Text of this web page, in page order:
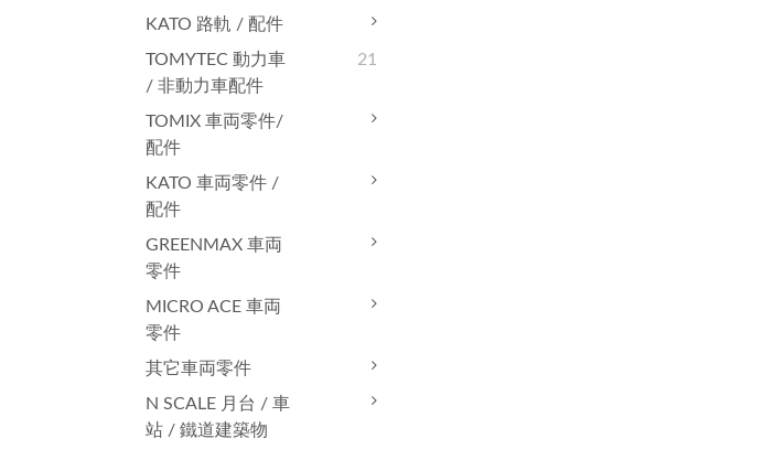
KATO 路軌 / 配件
TOMYTEC 動力車
/ 非動力車配件
21
TOMIX 車両零件/
配件
KATO 車両零件 /
配件
GREENMAX 車両
零件
MICRO ACE 車両
零件
其它車両零件
N SCALE 月台 / 車
站 / 鐵道建築物